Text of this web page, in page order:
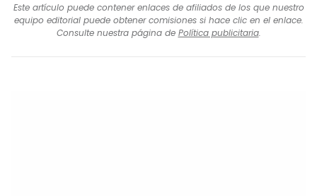
Este artículo puede contener enlaces de afiliados de los que nuestro
equipo editorial puede obtener comisiones si hace clic en el enlace.
Consulte nuestra página de Política publicitaria.